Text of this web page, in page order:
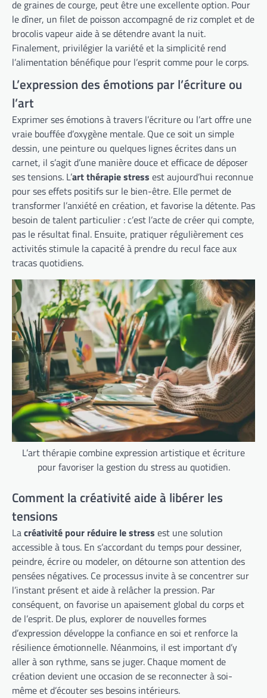
de graines de courge, peut être une excellente option. Pour
le dîner, un filet de poisson accompagné de riz complet et de
brocolis vapeur aide à se détendre avant la nuit.
Finalement, privilégier la variété et la simplicité rend
l’alimentation bénéfique pour l’esprit comme pour le corps.
L’expression des émotions par l’écriture ou
l’art
Exprimer ses émotions à travers l’écriture ou l’art offre une
vraie bouffée d’oxygène mentale. Que ce soit un simple
dessin, une peinture ou quelques lignes écrites dans un
carnet, il s’agit d’une manière douce et efficace de déposer
ses tensions. L’art thérapie stress est aujourd’hui reconnue
pour ses effets positifs sur le bien-être. Elle permet de
transformer l’anxiété en création, et favorise la détente. Pas
besoin de talent particulier : c’est l’acte de créer qui compte,
pas le résultat final. Ensuite, pratiquer régulièrement ces
activités stimule la capacité à prendre du recul face aux
tracas quotidiens.
L’art thérapie combine expression artistique et écriture
pour favoriser la gestion du stress au quotidien.
Comment la créativité aide à libérer les
tensions
Lacréativité pour réduire le stress est une solution
accessible à tous. En s’accordant du temps pour dessiner,
peindre, écrire ou modeler, on détourne son attention des
pensées négatives. Ce processus invite à se concentrer sur
l’instant présent et aide à relâcher la pression. Par
conséquent, on favorise un apaisement global du corps et
de l’esprit. De plus, explorer de nouvelles formes
d’expression développe la confiance en soi et renforce la
résilience émotionnelle. Néanmoins, il est important d’y
aller à son rythme, sans se juger. Chaque moment de
création devient une occasion de se reconnecter à soi-
même et d’écouter ses besoins intérieurs.